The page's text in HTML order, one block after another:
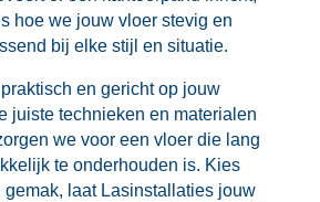
hoe we jouw vloer stevig en
bij elke stijl en situatie.​
en gericht op jouw
juiste technieken en materialen
we voor een vloer die lang
te onderhouden is.​ Kies
laat Lasinstallaties jouw